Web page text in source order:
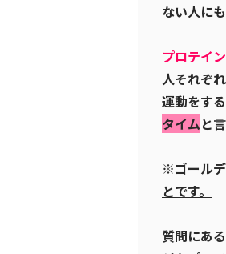
ない人に
プロテイ
人それぞ
運動をす
タイムと
※ゴール
とです。
質問にあ